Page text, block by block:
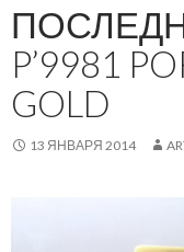
P’9981
GOLD
13 ЯНВАРЯ 2014